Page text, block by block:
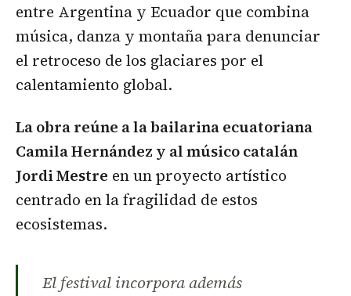
entre Argentina y Ecuador que combina
música, danza y montaña para denunciar
el retroceso de los glaciares por el
calentamiento global.
La obra reúne a la bailarina ecuatoriana
Camila Hernández y al músico catalán
Jordi Mestre en un proyecto artístico
centrado en la fragilidad de estos
ecosistemas.
El festival incorpora además